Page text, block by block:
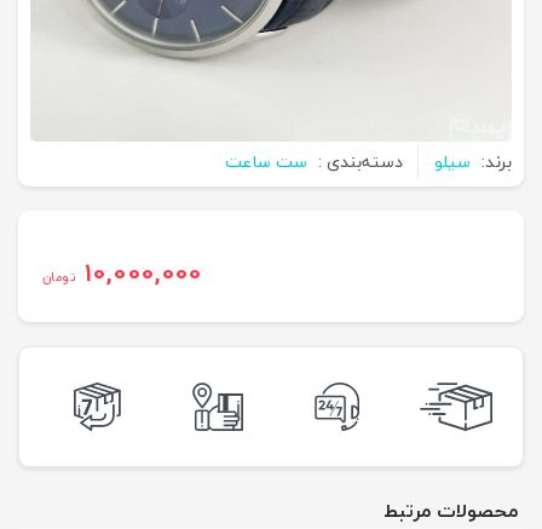
برند: سیلو دسته‌بندی : ست ساعت
10,000,000 تومان
محصولات مرتبط